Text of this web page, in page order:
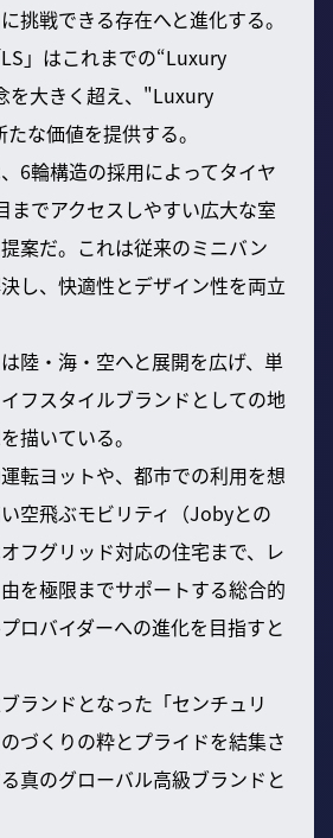
挑戦できる存在へと進化する。
」はこれまでの“Luxury
を大きく超え、"Luxury
な価値を提供する。
6輪構造の採用によってタイヤ
までアクセスしやすい広大な室
案だ。これは従来のミニバン
し、快適性とデザイン性を両立
陸・海・空へと展開を広げ、単
フスタイルブランドとしての地
描いている。
転ヨットや、都市での利用を想
空飛ぶモビリティ（Jobyとの
フグリッド対応の住宅まで、レ
を極限までサポートする総合的
ロバイダーへの進化を目指すと
ランドとなった「センチュリ
づくりの粋とプライドを結集さ
真のグローバル高級ブランドと